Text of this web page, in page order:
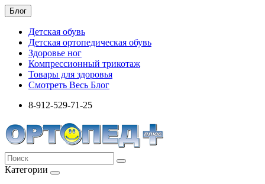
Блог
Детская обувь
Детская ортопедическая обувь
Здоровье ног
Компрессионный трикотаж
Товары для здоровья
Смотреть Весь Блог
8-912-529-71-25
Категории